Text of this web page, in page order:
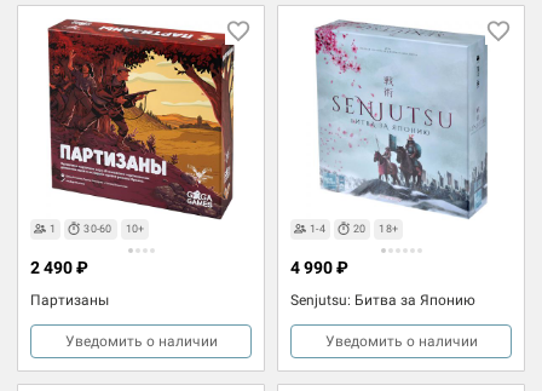
1 30-60 10+
Партизаны
2 490 ₽
Уведомить о наличии
1-4 20 18+
Senjutsu: Битва за Японию
4 990 ₽
Уведомить о наличии